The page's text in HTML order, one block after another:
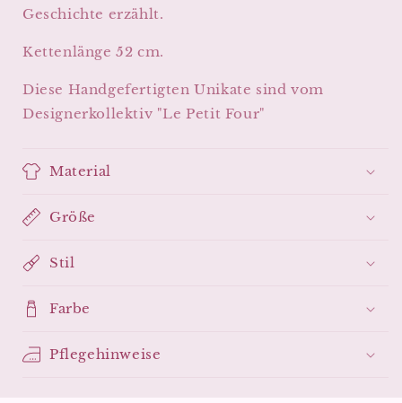
der
•
der
Stille
der
•
der
Stille
Geschichte erzählt.
Kettenlänge 52 cm.
Diese Handgefertigten Unikate sind vom
Designerkollektiv "Le Petit Four"
Material
Größe
Stil
Farbe
Pflegehinweise